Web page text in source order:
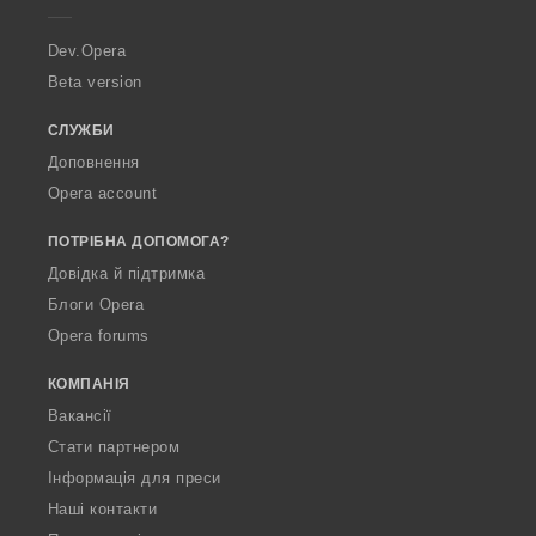
a
Dev.Opera
Beta version
СЛУЖБИ
Доповнення
Opera account
ПОТРІБНА ДОПОМОГА?
Довідка й підтримка
Блоги Opera
Opera forums
КОМПАНІЯ
Вакансії
Стати партнером
Інформація для преси
Наші контакти